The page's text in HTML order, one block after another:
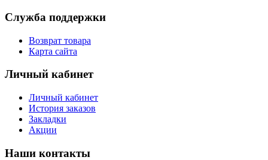
Служба поддержки
Возврат товара
Карта сайта
Личный кабинет
Личный кабинет
История заказов
Закладки
Акции
Наши контакты